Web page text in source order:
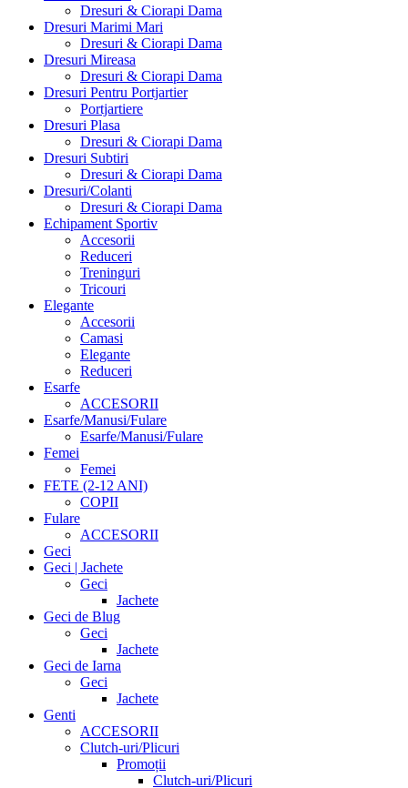
Dresuri & Ciorapi Dama
Dresuri Marimi Mari
Dresuri & Ciorapi Dama
Dresuri Mireasa
Dresuri & Ciorapi Dama
Dresuri Pentru Portjartier
Portjartiere
Dresuri Plasa
Dresuri & Ciorapi Dama
Dresuri Subtiri
Dresuri & Ciorapi Dama
Dresuri/Colanti
Dresuri & Ciorapi Dama
Echipament Sportiv
Accesorii
Reduceri
Treninguri
Tricouri
Elegante
Accesorii
Camasi
Elegante
Reduceri
Esarfe
ACCESORII
Esarfe/Manusi/Fulare
Esarfe/Manusi/Fulare
Femei
Femei
FETE (2-12 ANI)
COPII
Fulare
ACCESORII
Geci
Geci | Jachete
Geci
Jachete
Geci de Blug
Geci
Jachete
Geci de Iarna
Geci
Jachete
Genti
ACCESORII
Clutch-uri/Plicuri
Promoții
Clutch-uri/Plicuri